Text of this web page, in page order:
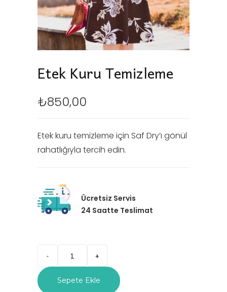
Etek Kuru Temizleme
₺850,00
Etek kuru temizleme için Saf Dry’ı gönül
rahatlığıyla tercih edin.
Ücretsiz Servis
24 Saatte Teslimat
Sepete Ekle